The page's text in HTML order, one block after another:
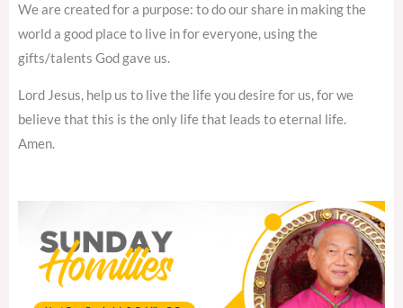
We are created for a purpose: to do our share in making the
world a good place to live in for everyone, using the
gifts/talents God gave us.
Lord Jesus, help us to live the life you desire for us, for we
believe that this is the only life that leads to eternal life.
Amen.